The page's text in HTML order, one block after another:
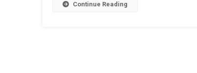
Continue Reading